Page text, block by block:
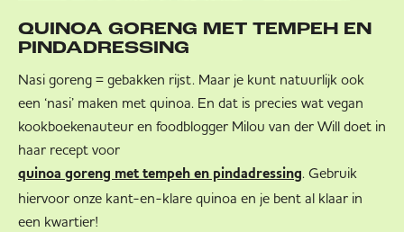
QUINOA GORENG MET TEMPEH EN
PINDADRESSING
Nasi goreng = gebakken rijst. Maar je kunt natuurlijk ook
een ‘nasi’ maken met quinoa. En dat is precies wat vegan
kookboekenauteur en foodblogger Milou van der Will doet in
haar recept voor
quinoa goreng met tempeh en pindadressing. Gebruik
hiervoor onze kant-en-klare quinoa en je bent al klaar in
een kwartier!